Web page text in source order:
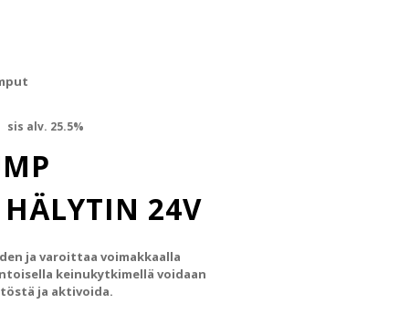
hinta oli: €144.94.
Nykyinen hinta on: €131.93.
sis alv. 25.5%
HÄLYTIN 24V
ja varoittaa voimakkaalla
keinukytkimellä voidaan
ja aktivoida.